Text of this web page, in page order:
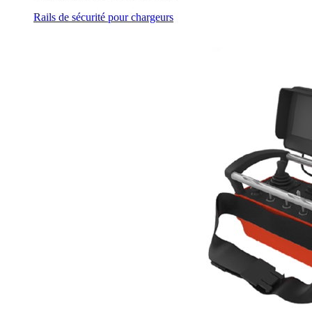
Rails de sécurité pour chargeurs